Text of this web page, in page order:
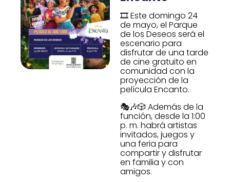
🎞️ Este domingo 24
de mayo, el Parque
de los Deseos será el
escenario para
disfrutar de una tarde
de cine gratuito en
comunidad con la
proyección de la
película Encanto.
🎭🎶🎲 Además de la
función, desde la 1:00
p. m. habrá artistas
invitados, juegos y
una feria para
compartir y disfrutar
en familia y con
amigos.